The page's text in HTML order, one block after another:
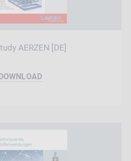
AERZEN [DE]
DOWNLOAD